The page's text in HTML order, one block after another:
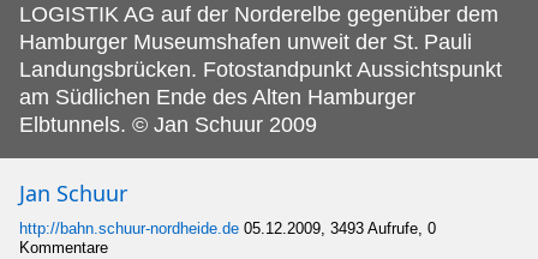
LOGISTIK AG auf der Norderelbe gegenüber dem
Hamburger Museumshafen unweit der St. Pauli
Landungsbrücken. Fotostandpunkt Aussichtspunkt
am Südlichen Ende des Alten Hamburger
Elbtunnels. © Jan Schuur 2009
Jan Schuur
http://bahn.schuur-nordheide.de 05.12.2009, 3493 Aufrufe, 0
Kommentare